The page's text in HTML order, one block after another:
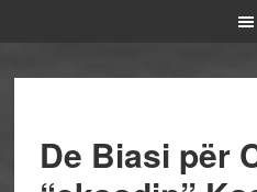
De Biasi për